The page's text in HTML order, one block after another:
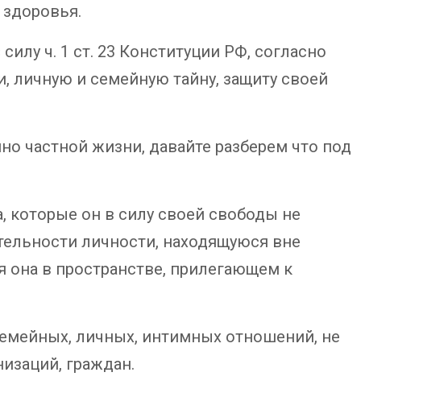
ч. 1 ст. 23 Конституции РФ, согласно
личную и семейную тайну, защиту своей
частной жизни, давайте разберем что под
которые он в силу своей свободы не
личности, находящуюся вне
она в пространстве, прилегающем к
личных, интимных отношений, не
граждан.